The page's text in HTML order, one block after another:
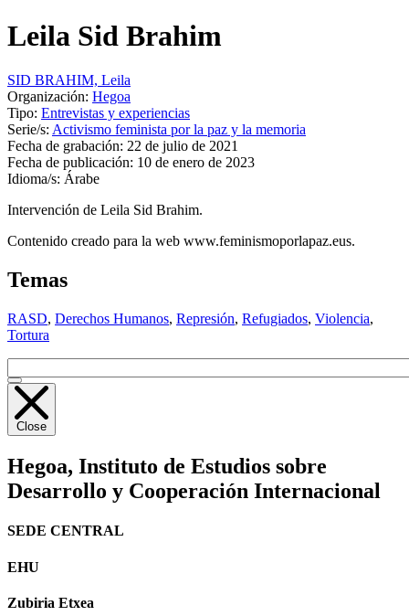
Leila Sid Brahim
SID BRAHIM, Leila
Organización: Hegoa
Tipo: Entrevistas y experiencias
Serie/s: Activismo feminista por la paz y la memoria
Fecha de grabación: 22 de julio de 2021
Fecha de publicación: 10 de enero de 2023
Idioma/s: Árabe
Intervención de Leila Sid Brahim.
Contenido creado para la web www.feminismoporlapaz.eus.
Temas
RASD, Derechos Humanos, Represión, Refugiados, Violencia,
Tortura
Close
Hegoa, Instituto de Estudios sobre
Desarrollo y Cooperación Internacional
SEDE CENTRAL
EHU
Zubiria Etxea